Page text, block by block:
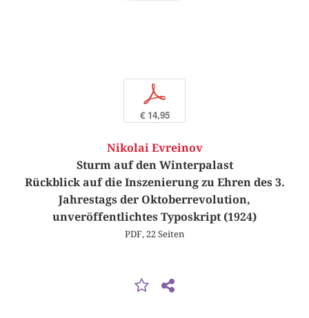
p
€ 14,95
Nikolai Evreinov
Sturm auf den Winterpalast
Rückblick auf die Inszenierung zu Ehren des 3.
Jahrestags der Oktoberrevolution,
unveröffentlichtes Typoskript (1924)
PDF, 22 Seiten